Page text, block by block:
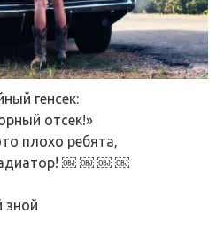
генсек:
отсек!»
плохо ребята,
￼ ￼ ￼ ￼
зной